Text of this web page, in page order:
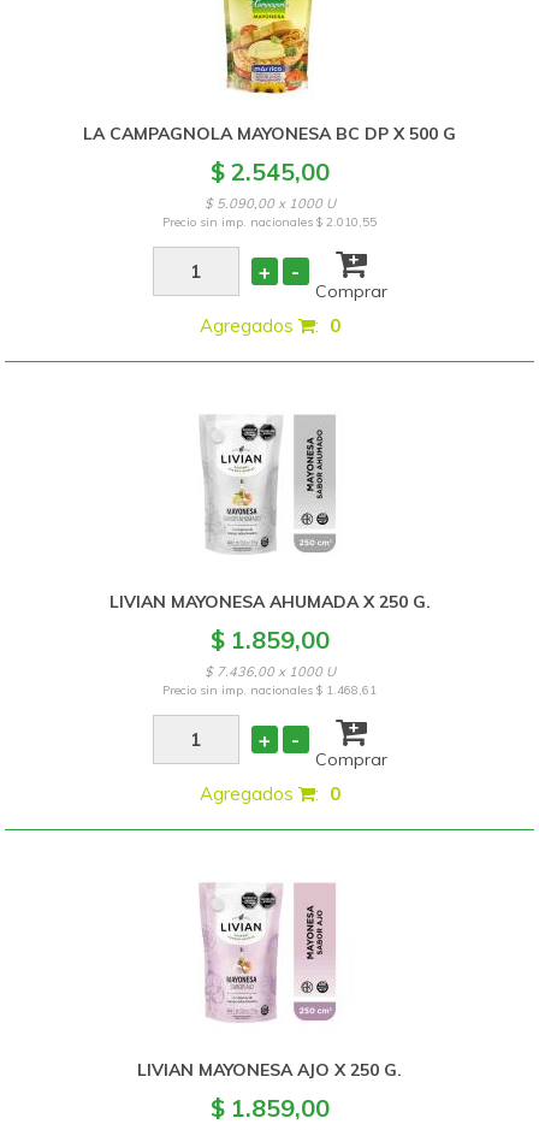
LA CAMPAGNOLA MAYONESA BC DP X 500 G
$ 2.545,00
$ 5.090,00 x 1000 U
Precio sin imp. nacionales$ 2.010,55
+ -
Comprar
Agregados : 0
LIVIAN MAYONESA AHUMADA X 250 G.
$ 1.859,00
$ 7.436,00 x 1000 U
Precio sin imp. nacionales$ 1.468,61
+ -
Comprar
Agregados : 0
LIVIAN MAYONESA AJO X 250 G.
$ 1.859,00